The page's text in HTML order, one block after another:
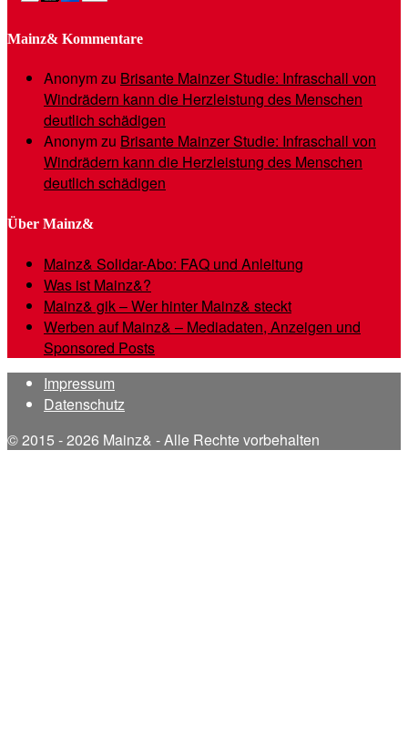
Mainz& Kommentare
Anonymzu Brisante Mainzer Studie: Infraschall von
Windrädern kann die Herzleistung des Menschen
deutlich schädigen
Anonymzu Brisante Mainzer Studie: Infraschall von
Windrädern kann die Herzleistung des Menschen
deutlich schädigen
Über Mainz&
Mainz& Solidar-Abo: FAQ und Anleitung
Was ist Mainz&?
Mainz& gik – Wer hinter Mainz& steckt
Werben auf Mainz& – Mediadaten, Anzeigen und
Sponsored Posts
Impressum
Datenschutz
© 2015 - 2026 Mainz& - Alle Rechte vorbehalten